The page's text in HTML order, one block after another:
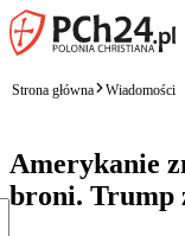
Strona główna Wiadomości
Amerykanie
broni. Trump